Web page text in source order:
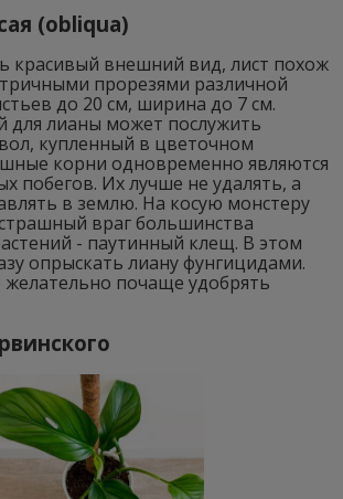
(obliqua)
красивый внешний вид, лист похож
прорезями различной
до 20 см, ширина до 7 см.
для лианы может послужить
купленный в цветочном
корни одновременно являются
побегов. Их лучше не удалять, а
в землю. На косую монстеру
враг большинства
- паутинный клещ. В этом
опрыскать лиану фунгицидами.
почаще удобрять